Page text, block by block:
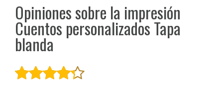
Opiniones sobre la impresión
Cuentos personalizados Tapa
blanda